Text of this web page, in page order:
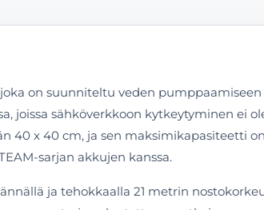
on suunniteltu veden pumppaamiseen
sähköverkkoon kytkeytyminen ei
40 x 40 cm, ja sen maksimikapasiteetti
sarjan akkujen kanssa.
ja tehokkaalla 21 metrin